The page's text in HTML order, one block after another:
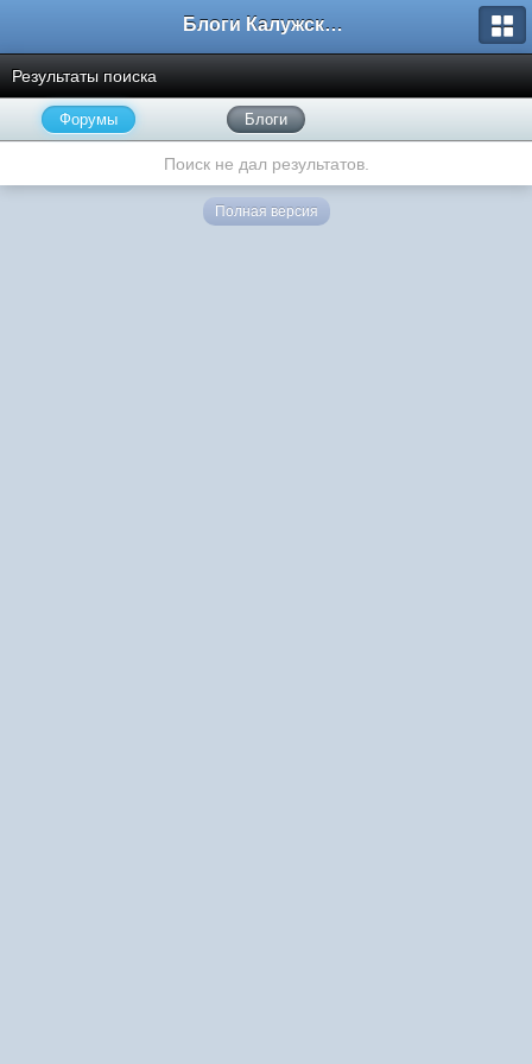
Блоги Калужского перекрестка
Результаты поиска
Форумы Блоги
Поиск не дал результатов.
Полная версия